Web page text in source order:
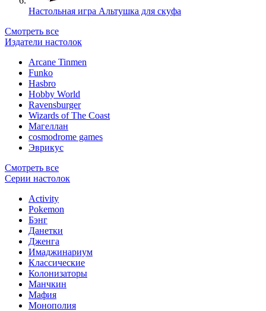
Настольная игра Альтушка для скуфа
Смотреть все
Издатели настолок
Arcane Tinmen
Funko
Hasbro
Hobby World
Ravensburger
Wizards of The Coast
Магеллан
сosmodrome games
Эврикус
Смотреть все
Серии настолок
Activity
Pokemon
Бэнг
Данетки
Дженга
Имаджинариум
Классические
Колонизаторы
Манчкин
Мафия
Монополия